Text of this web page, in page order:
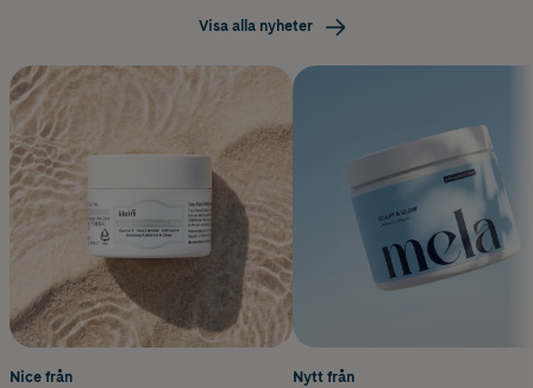
Visa alla nyheter
Nice från Nytt från